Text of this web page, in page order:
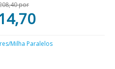
por
Milha Paralelos